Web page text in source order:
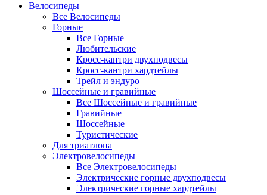
Велосипеды
Все Велосипеды
Горные
Все Горные
Любительские
Кросс-кантри двухподвесы
Кросс-кантри хардтейлы
Трейл и эндуро
Шоссейные и гравийные
Все Шоссейные и гравийные
Гравийные
Шоссейные
Туристические
Для триатлона
Электровелосипеды
Все Электровелосипеды
Электрические горные двухподвесы
Электрические горные хардтейлы